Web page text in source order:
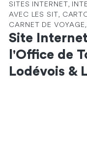
SITES INTERNET,
AVEC LES SIT,
CARNET DE
Site
l'Office de
Lodévois &